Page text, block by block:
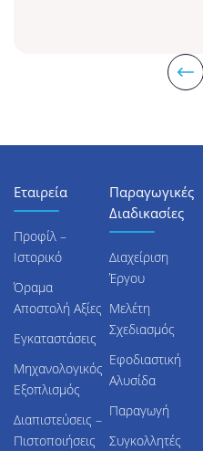
Εταιρεία
Προφίλ –
Ιστορικό
Όραμα
Αποστολή Αξίες
Εγκαταστάσεις
Μηχανολογικός
Εξοπλισμός
Διαπιστεύσεις –
Πιστοποιήσεις
Παραγωγικές
Διαδικασίες
Διαχείριση
Έργου
Μελέτη
Σχεδιασμός
Εφοδιαστική
Αλυσίδα
Παραγωγή
Συγκολλητές